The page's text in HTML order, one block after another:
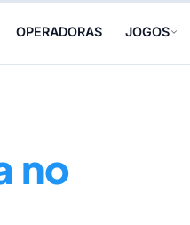
OPERADORAS JOGOS
no